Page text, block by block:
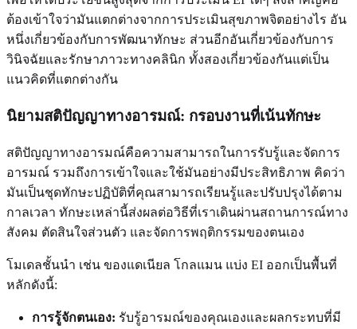
ต้องเข้าใจว่ามันแตกต่างจากการประเมินสุขภาพจิตอย่างไร อัน
หนึ่งเกี่ยวข้องกับการพัฒนาทักษะ ส่วนอีกอันเกี่ยวข้องกับการ
วินิจฉัยและรักษาภาวะทางคลินิก ทั้งสองเกี่ยวข้องกันแต่เป็น
แนวคิดที่แตกต่างกัน
นิยามสติปัญญาทางอารมณ์: กรอบงานที่เน้นทักษะ
สติปัญญาทางอารมณ์คือความสามารถในการรับรู้และจัดการ
อารมณ์ รวมถึงการเข้าใจและใช้มันอย่างมีประสิทธิภาพ คิดว่า
มันเป็นชุดทักษะปฏิบัติที่คุณสามารถเรียนรู้และปรับปรุงได้ตาม
กาลเวลา ทักษะเหล่านี้ส่งผลต่อวิธีที่เราเดินผ่านสถานการณ์ทาง
สังคม ตัดสินใจส่วนตัว และจัดการพฤติกรรมของตนเอง
โมเดลชั้นนำ เช่น ของแดเนียล โกลแมน แบ่ง EI ออกเป็นพื้นที่
หลักดังนี้:
การรู้จักตนเอง: รับรู้อารมณ์ของคุณเองและผลกระทบที่มี